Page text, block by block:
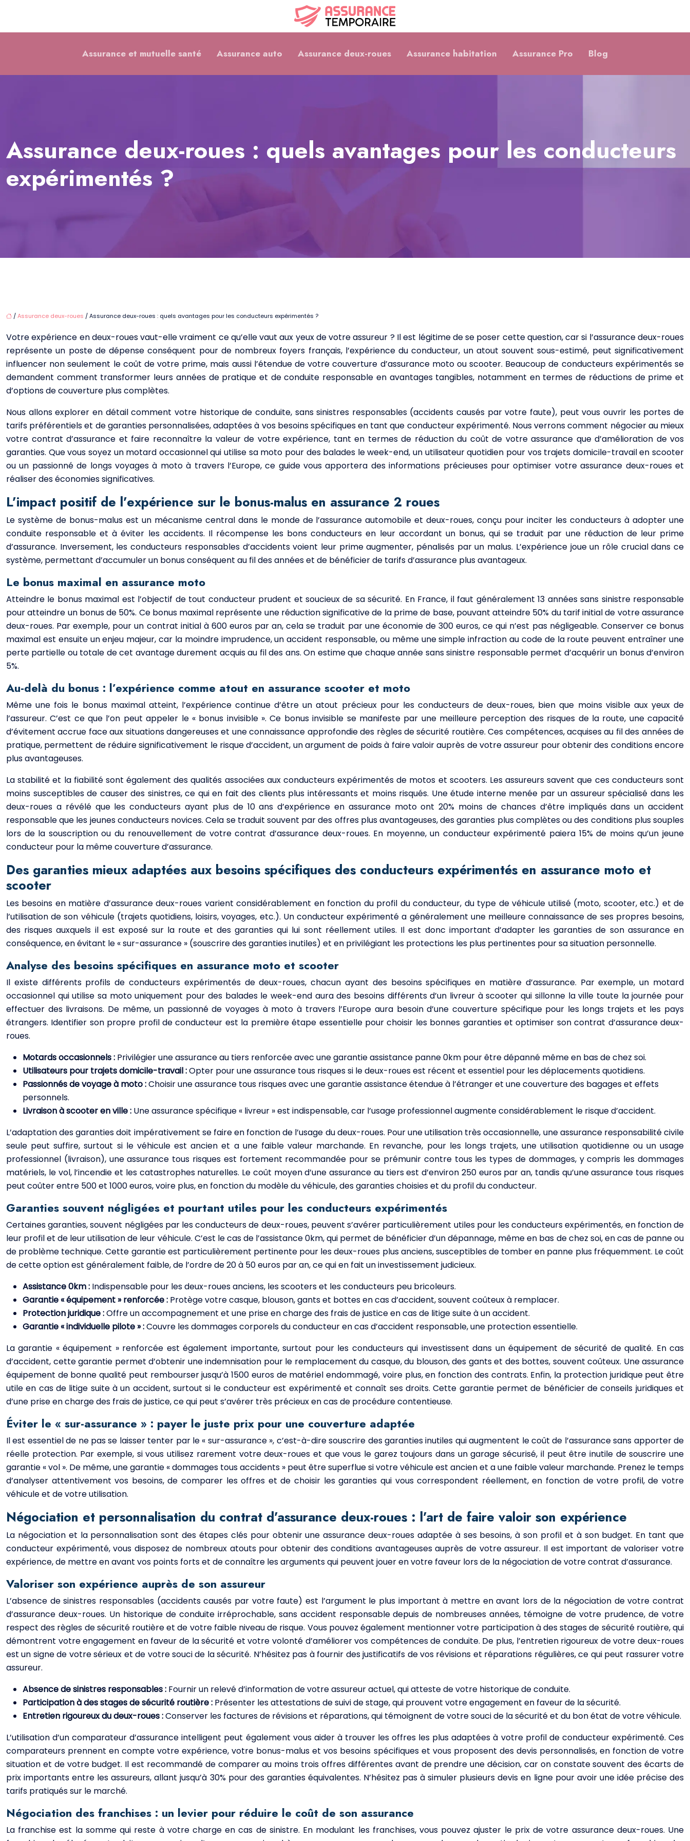
Assurance et mutuelle santé Assurance auto Assurance deux-roues Assurance habitation Assurance Pro Blog
Assurance deux-roues : quels avantages pour les conducteurs
expérimentés ?
/Assurance deux-roues / Assurance deux-roues : quels avantages pour les conducteurs expérimentés ?
Votre expérience en deux-roues vaut-elle vraiment ce qu’elle vaut aux yeux de votre assureur ? Il est légitime de se poser cette question, car si l’assurance deux-roues
représente un poste de dépense conséquent pour de nombreux foyers français, l’expérience du conducteur, un atout souvent sous-estimé, peut significativement
influencer non seulement le coût de votre prime, mais aussi l’étendue de votre couverture d’assurance moto ou scooter. Beaucoup de conducteurs expérimentés se
demandent comment transformer leurs années de pratique et de conduite responsable en avantages tangibles, notamment en termes de réductions de prime et
d’options de couverture plus complètes.
Nous allons explorer en détail comment votre historique de conduite, sans sinistres responsables (accidents causés par votre faute), peut vous ouvrir les portes de
tarifs préférentiels et de garanties personnalisées, adaptées à vos besoins spécifiques en tant que conducteur expérimenté. Nous verrons comment négocier au mieux
votre contrat d’assurance et faire reconnaître la valeur de votre expérience, tant en termes de réduction du coût de votre assurance que d’amélioration de vos
garanties. Que vous soyez un motard occasionnel qui utilise sa moto pour des balades le week-end, un utilisateur quotidien pour vos trajets domicile-travail en scooter
ou un passionné de longs voyages à moto à travers l’Europe, ce guide vous apportera des informations précieuses pour optimiser votre assurance deux-roues et
réaliser des économies significatives.
L’impact positif de l’expérience sur le bonus-malus en assurance 2 roues
Le système de bonus-malus est un mécanisme central dans le monde de l’assurance automobile et deux-roues, conçu pour inciter les conducteurs à adopter une
conduite responsable et à éviter les accidents. Il récompense les bons conducteurs en leur accordant un bonus, qui se traduit par une réduction de leur prime
d’assurance. Inversement, les conducteurs responsables d’accidents voient leur prime augmenter, pénalisés par un malus. L’expérience joue un rôle crucial dans ce
système, permettant d’accumuler un bonus conséquent au fil des années et de bénéficier de tarifs d’assurance plus avantageux.
Le bonus maximal en assurance moto
Atteindre le bonus maximal est l’objectif de tout conducteur prudent et soucieux de sa sécurité. En France, il faut généralement 13 années sans sinistre responsable
pour atteindre un bonus de 50%. Ce bonus maximal représente une réduction significative de la prime de base, pouvant atteindre 50% du tarif initial de votre assurance
deux-roues. Par exemple, pour un contrat initial à 600 euros par an, cela se traduit par une économie de 300 euros, ce qui n’est pas négligeable. Conserver ce bonus
maximal est ensuite un enjeu majeur, car la moindre imprudence, un accident responsable, ou même une simple infraction au code de la route peuvent entraîner une
perte partielle ou totale de cet avantage durement acquis au fil des ans. On estime que chaque année sans sinistre responsable permet d’acquérir un bonus d’environ
5%.
Au-delà du bonus : l’expérience comme atout en assurance scooter et moto
Même une fois le bonus maximal atteint, l’expérience continue d’être un atout précieux pour les conducteurs de deux-roues, bien que moins visible aux yeux de
l’assureur. C’est ce que l’on peut appeler le « bonus invisible ». Ce bonus invisible se manifeste par une meilleure perception des risques de la route, une capacité
d’évitement accrue face aux situations dangereuses et une connaissance approfondie des règles de sécurité routière. Ces compétences, acquises au fil des années de
pratique, permettent de réduire significativement le risque d’accident, un argument de poids à faire valoir auprès de votre assureur pour obtenir des conditions encore
plus avantageuses.
La stabilité et la fiabilité sont également des qualités associées aux conducteurs expérimentés de motos et scooters. Les assureurs savent que ces conducteurs sont
moins susceptibles de causer des sinistres, ce qui en fait des clients plus intéressants et moins risqués. Une étude interne menée par un assureur spécialisé dans les
deux-roues a révélé que les conducteurs ayant plus de 10 ans d’expérience en assurance moto ont 20% moins de chances d’être impliqués dans un accident
responsable que les jeunes conducteurs novices. Cela se traduit souvent par des offres plus avantageuses, des garanties plus complètes ou des conditions plus souples
lors de la souscription ou du renouvellement de votre contrat d’assurance deux-roues. En moyenne, un conducteur expérimenté paiera 15% de moins qu’un jeune
conducteur pour la même couverture d’assurance.
Des garanties mieux adaptées aux besoins spécifiques des conducteurs expérimentés en assurance moto et
scooter
Les besoins en matière d’assurance deux-roues varient considérablement en fonction du profil du conducteur, du type de véhicule utilisé (moto, scooter, etc.) et de
l’utilisation de son véhicule (trajets quotidiens, loisirs, voyages, etc.). Un conducteur expérimenté a généralement une meilleure connaissance de ses propres besoins,
des risques auxquels il est exposé sur la route et des garanties qui lui sont réellement utiles. Il est donc important d’adapter les garanties de son assurance en
conséquence, en évitant le « sur-assurance » (souscrire des garanties inutiles) et en privilégiant les protections les plus pertinentes pour sa situation personnelle.
Analyse des besoins spécifiques en assurance moto et scooter
Il existe différents profils de conducteurs expérimentés de deux-roues, chacun ayant des besoins spécifiques en matière d’assurance. Par exemple, un motard
occasionnel qui utilise sa moto uniquement pour des balades le week-end aura des besoins différents d’un livreur à scooter qui sillonne la ville toute la journée pour
effectuer des livraisons. De même, un passionné de voyages à moto à travers l’Europe aura besoin d’une couverture spécifique pour les longs trajets et les pays
étrangers. Identifier son propre profil de conducteur est la première étape essentielle pour choisir les bonnes garanties et optimiser son contrat d’assurance deux-
roues.
Motards occasionnels : Privilégier une assurance au tiers renforcée avec une garantie assistance panne 0km pour être dépanné même en bas de chez soi.
Utilisateurs pour trajets domicile-travail :Opter pour une assurance tous risques si le deux-roues est récent et essentiel pour les déplacements quotidiens.
Passionnés de voyage à moto :Choisir une assurance tous risques avec une garantie assistance étendue à l’étranger et une couverture des bagages et effets
personnels.
Livraison à scooter en ville : Une assurance spécifique « livreur » est indispensable, car l’usage professionnel augmente considérablement le risque d’accident.
L’adaptation des garanties doit impérativement se faire en fonction de l’usage du deux-roues. Pour une utilisation très occasionnelle, une assurance responsabilité civile
seule peut suffire, surtout si le véhicule est ancien et a une faible valeur marchande. En revanche, pour les longs trajets, une utilisation quotidienne ou un usage
professionnel (livraison), une assurance tous risques est fortement recommandée pour se prémunir contre tous les types de dommages, y compris les dommages
matériels, le vol, l’incendie et les catastrophes naturelles. Le coût moyen d’une assurance au tiers est d’environ 250 euros par an, tandis qu’une assurance tous risques
peut coûter entre 500 et 1000 euros, voire plus, en fonction du modèle du véhicule, des garanties choisies et du profil du conducteur.
Garanties souvent négligées et pourtant utiles pour les conducteurs expérimentés
Certaines garanties, souvent négligées par les conducteurs de deux-roues, peuvent s’avérer particulièrement utiles pour les conducteurs expérimentés, en fonction de
leur profil et de leur utilisation de leur véhicule. C’est le cas de l’assistance 0km, qui permet de bénéficier d’un dépannage, même en bas de chez soi, en cas de panne ou
de problème technique. Cette garantie est particulièrement pertinente pour les deux-roues plus anciens, susceptibles de tomber en panne plus fréquemment. Le coût
de cette option est généralement faible, de l’ordre de 20 à 50 euros par an, ce qui en fait un investissement judicieux.
Assistance 0km : Indispensable pour les deux-roues anciens, les scooters et les conducteurs peu bricoleurs.
Garantie « équipement » renforcée : Protège votre casque, blouson, gants et bottes en cas d’accident, souvent coûteux à remplacer.
Protection juridique :Offre un accompagnement et une prise en charge des frais de justice en cas de litige suite à un accident.
Garantie « individuelle pilote » :Couvre les dommages corporels du conducteur en cas d’accident responsable, une protection essentielle.
La garantie « équipement » renforcée est également importante, surtout pour les conducteurs qui investissent dans un équipement de sécurité de qualité. En cas
d’accident, cette garantie permet d’obtenir une indemnisation pour le remplacement du casque, du blouson, des gants et des bottes, souvent coûteux. Une assurance
équipement de bonne qualité peut rembourser jusqu’à 1500 euros de matériel endommagé, voire plus, en fonction des contrats. Enfin, la protection juridique peut être
utile en cas de litige suite à un accident, surtout si le conducteur est expérimenté et connaît ses droits. Cette garantie permet de bénéficier de conseils juridiques et
d’une prise en charge des frais de justice, ce qui peut s’avérer très précieux en cas de procédure contentieuse.
Éviter le « sur-assurance » : payer le juste prix pour une couverture adaptée
Il est essentiel de ne pas se laisser tenter par le « sur-assurance », c’est-à-dire souscrire des garanties inutiles qui augmentent le coût de l’assurance sans apporter de
réelle protection. Par exemple, si vous utilisez rarement votre deux-roues et que vous le garez toujours dans un garage sécurisé, il peut être inutile de souscrire une
garantie « vol ». De même, une garantie « dommages tous accidents » peut être superflue si votre véhicule est ancien et a une faible valeur marchande. Prenez le temps
d’analyser attentivement vos besoins, de comparer les offres et de choisir les garanties qui vous correspondent réellement, en fonction de votre profil, de votre
véhicule et de votre utilisation.
Négociation et personnalisation du contrat d’assurance deux-roues : l’art de faire valoir son expérience
La négociation et la personnalisation sont des étapes clés pour obtenir une assurance deux-roues adaptée à ses besoins, à son profil et à son budget. En tant que
conducteur expérimenté, vous disposez de nombreux atouts pour obtenir des conditions avantageuses auprès de votre assureur. Il est important de valoriser votre
expérience, de mettre en avant vos points forts et de connaître les arguments qui peuvent jouer en votre faveur lors de la négociation de votre contrat d’assurance.
Valoriser son expérience auprès de son assureur
L’absence de sinistres responsables (accidents causés par votre faute) est l’argument le plus important à mettre en avant lors de la négociation de votre contrat
d’assurance deux-roues. Un historique de conduite irréprochable, sans accident responsable depuis de nombreuses années, témoigne de votre prudence, de votre
respect des règles de sécurité routière et de votre faible niveau de risque. Vous pouvez également mentionner votre participation à des stages de sécurité routière, qui
démontrent votre engagement en faveur de la sécurité et votre volonté d’améliorer vos compétences de conduite. De plus, l’entretien rigoureux de votre deux-roues
est un signe de votre sérieux et de votre souci de la sécurité. N’hésitez pas à fournir des justificatifs de vos révisions et réparations régulières, ce qui peut rassurer votre
assureur.
Absence de sinistres responsables : Fournir un relevé d’information de votre assureur actuel, qui atteste de votre historique de conduite.
Participation à des stages de sécurité routière : Présenter les attestations de suivi de stage, qui prouvent votre engagement en faveur de la sécurité.
Entretien rigoureux du deux-roues :Conserver les factures de révisions et réparations, qui témoignent de votre souci de la sécurité et du bon état de votre véhicule.
L’utilisation d’un comparateur d’assurance intelligent peut également vous aider à trouver les offres les plus adaptées à votre profil de conducteur expérimenté. Ces
comparateurs prennent en compte votre expérience, votre bonus-malus et vos besoins spécifiques et vous proposent des devis personnalisés, en fonction de votre
situation et de votre budget. Il est recommandé de comparer au moins trois offres différentes avant de prendre une décision, car on constate souvent des écarts de
prix importants entre les assureurs, allant jusqu’à 30% pour des garanties équivalentes. N’hésitez pas à simuler plusieurs devis en ligne pour avoir une idée précise des
tarifs pratiqués sur le marché.
Négociation des franchises : un levier pour réduire le coût de son assurance
La franchise est la somme qui reste à votre charge en cas de sinistre. En modulant les franchises, vous pouvez ajuster le prix de votre assurance deux-roues. Une